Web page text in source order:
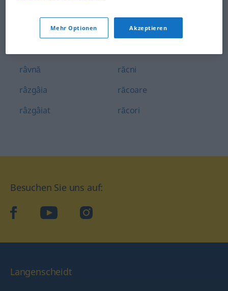
râvnă
râzgâia
râzgâiat
răcit
răcni
răcoare
răcori
Besuchen Sie uns auf:
facebookYouTube Instagram
Langenscheidt
Mehr Optionen Akzeptieren